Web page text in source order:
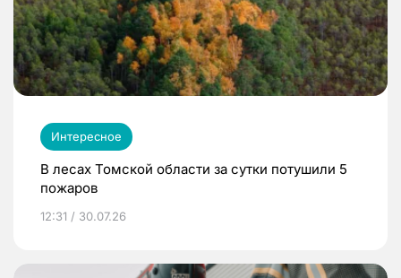
Интересное
В лесах Томской области за сутки потушили 5
пожаров
12:31 / 30.07.26